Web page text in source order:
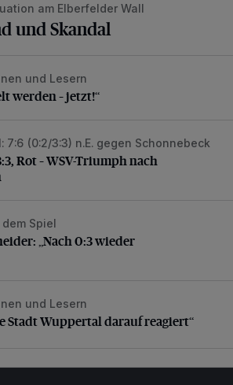
am Elberfelder Wall
und Skandal
werden – jetzt!“
und Lesern
werden – jetzt!“
Rot – WSV-Triumph nach
(0:2/3:3) n.E. gegen Schonnebeck
Rot – WSV-Triumph nach
„Nach 0:3 wieder aufgestanden“
Spiel
„Nach 0:3 wieder
Stadt Wuppertal darauf reagiert“
und Lesern
Stadt Wuppertal darauf reagiert“